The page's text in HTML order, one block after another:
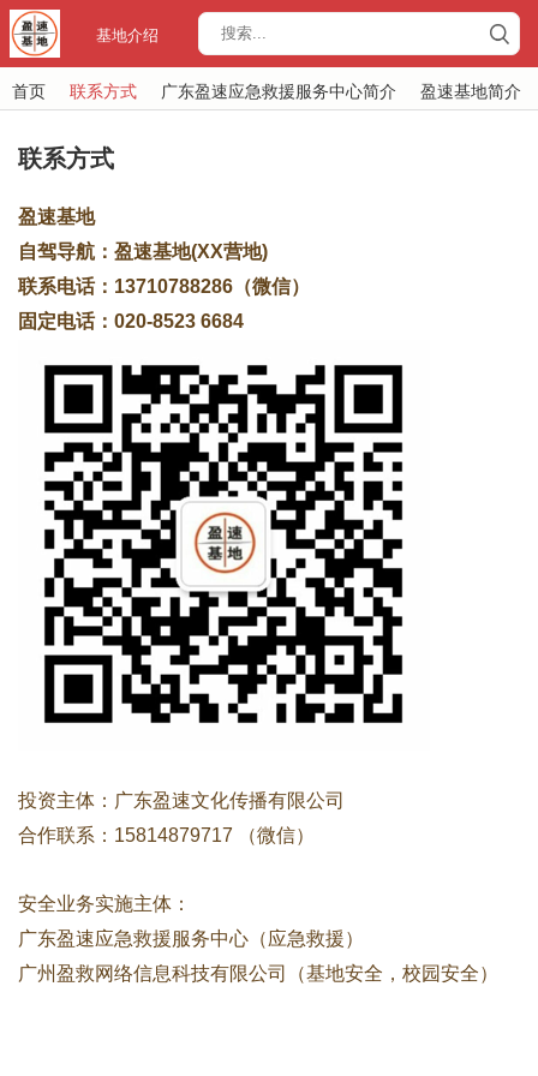
基地介绍
首页 联系方式 广东盈速应急救援服务中心简介 盈速基地简介
联系方式
盈速基地
自驾导航：盈速基地(XX营地)
联系电话：13710788286（微信）
固定电话：020-8523 6684
投资主体：广东盈速文化传播有限公司
合作联系：15814879717 （微信）
安全业务实施主体：
广东盈速应急救援服务中心（应急救援）
广州盈救网络信息科技有限公司（基地安全，校园安全）